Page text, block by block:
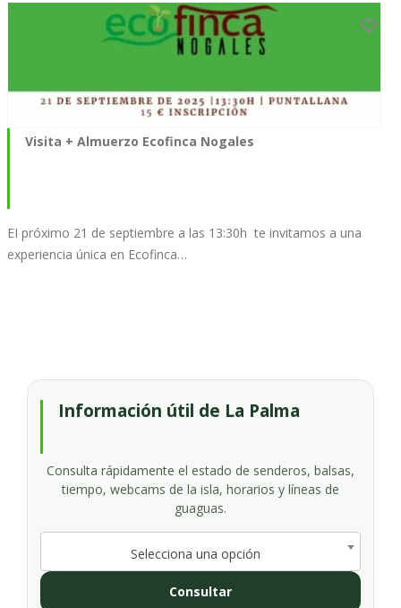
Visita + Almuerzo Ecofinca Nogales
EI próximo 21 de septiembre a las 13:30h te invitamos a una
experiencia única en Ecofinca…
Información útil de La Palma
Consulta rápidamente el estado de senderos, balsas,
tiempo, webcams de la isla, horarios y líneas de
guaguas.
Selecciona una opción
Consultar